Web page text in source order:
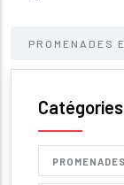
PROMENADES